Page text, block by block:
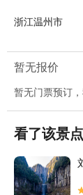
浙江温州市
暂无报价
暂无门票预订
看了该景